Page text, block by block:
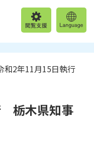
和2年11月15日執行
栃木県知事